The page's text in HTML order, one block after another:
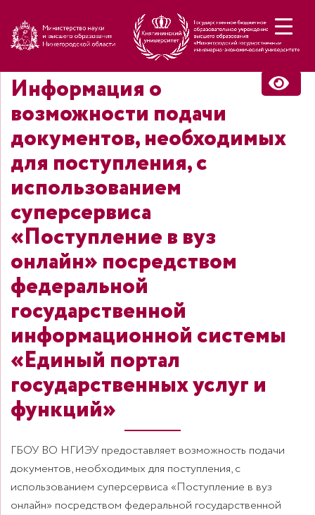
Информация о
возможности подачи
документов, необходимых
для поступления, с
использованием
суперсервиса
«Поступление в вуз
онлайн» посредством
федеральной
государственной
информационной системы
«Единый портал
государственных услуг и
функций»
ГБОУ ВО НГИЭУ предоставляет возможность подачи
документов, необходимых для поступления, с
использованием суперсервиса «Поступление в вуз
онлайн» посредством федеральной государственной